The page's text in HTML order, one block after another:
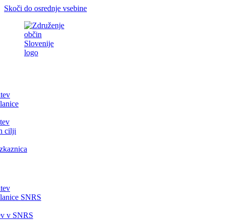
Skoči do osrednje vsebine
cilji
SNRS
v SNRS